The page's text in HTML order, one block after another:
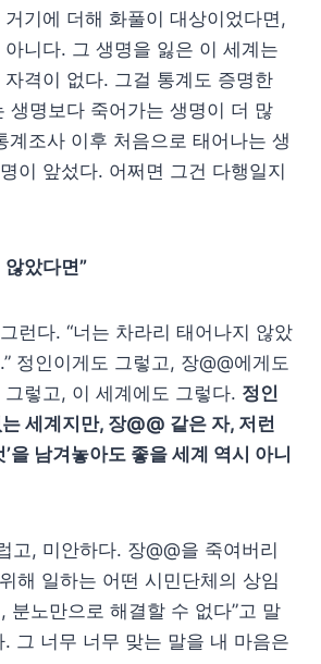
기에 더해 화풀이 대상이었다면,
니다. 그 생명을 잃은 이 세계는
격이 없다. 그걸 통계도 증명한
생명보다 죽어가는 생명이 더 많
계조사 이후 처음으로 태어나는 생
이 앞섰다. 어쩌면 그건 다행일지
않았다면”
런다. “너는 차라리 태어나지 않았
정인이게도 그렇고, 장@@에게도
렇고, 이 세계에도 그렇다. 정인
세계지만, 장@@ 같은 자, 저런
’을 남겨놓아도 좋을 세계 역시 아니
고, 미안하다. 장@@을 죽여버리
위해 일하는 어떤 시민단체의 상임
분노만으로 해결할 수 없다”고 말
그 너무 너무 맞는 말을 내 마음은